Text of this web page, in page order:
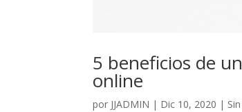
5 beneficios de
online
por JJADMIN | Dic 10, 2020 |